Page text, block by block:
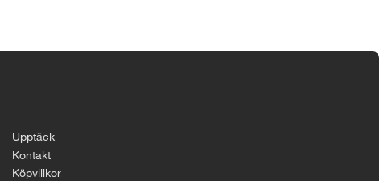
Upptäck
Kontakt
Köpvillkor